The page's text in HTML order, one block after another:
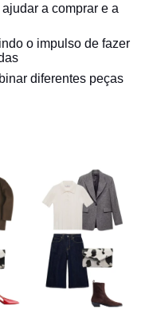
a comprar e a
o impulso de fazer
diferentes peças